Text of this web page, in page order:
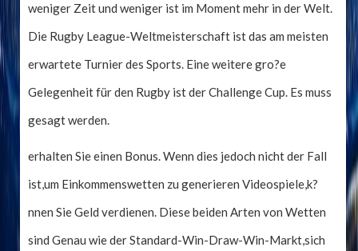
weniger Zeit und weniger ist im Moment mehr in der Welt.
Die Rugby League-Weltmeisterschaft ist das am meisten
erwartete Turnier des Sports. Eine weitere gro?e
Gelegenheit für den Rugby ist der Challenge Cup. Es muss
gesagt werden.
erhalten Sie einen Bonus. Wenn dies jedoch nicht der Fall
ist,um Einkommenswetten zu generieren Videospiele,k?
nnen Sie Geld verdienen. Diese beiden Arten von Wetten
sind Genau wie der Standard-Win-Draw-Win-Markt,sich